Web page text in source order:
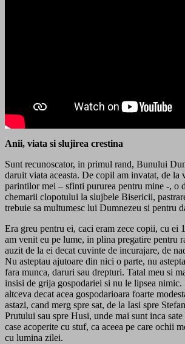
Anii, viata si slujirea crestina
Sunt recunoscator, in primul rand, Bunului
daruit viata aceasta. De copil am invatat, de la
parintilor mei – sfinti pururea pentru mine -, o
chemarii clopotului la slujbele Bisericii,
trebuie sa multumesc lui Dumnezeu si pentru
Era greu pentru ei, caci eram zece copii, cu ei
am venit eu pe lume, in plina pregatire pentru
auzit de la ei decat cuvinte de incurajare, de
Nu asteptau ajutoare din nici o parte, nu
fara munca, daruri sau drepturi. Tatal meu si
insisi de grija gospodariei si nu le lipsea nimic.
altceva decat acea gospodarioara foarte
astazi, cand merg spre sat, de la Iasi spre
Prutului sau spre Husi, unde mai sunt inca
case acoperite cu stuf, ca aceea pe care ochii
cu lumina zilei.